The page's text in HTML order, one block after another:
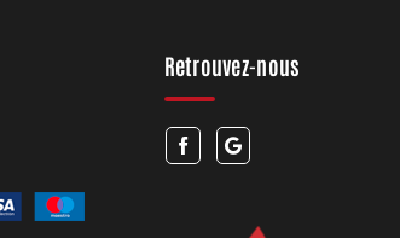
Retrouvez-nous